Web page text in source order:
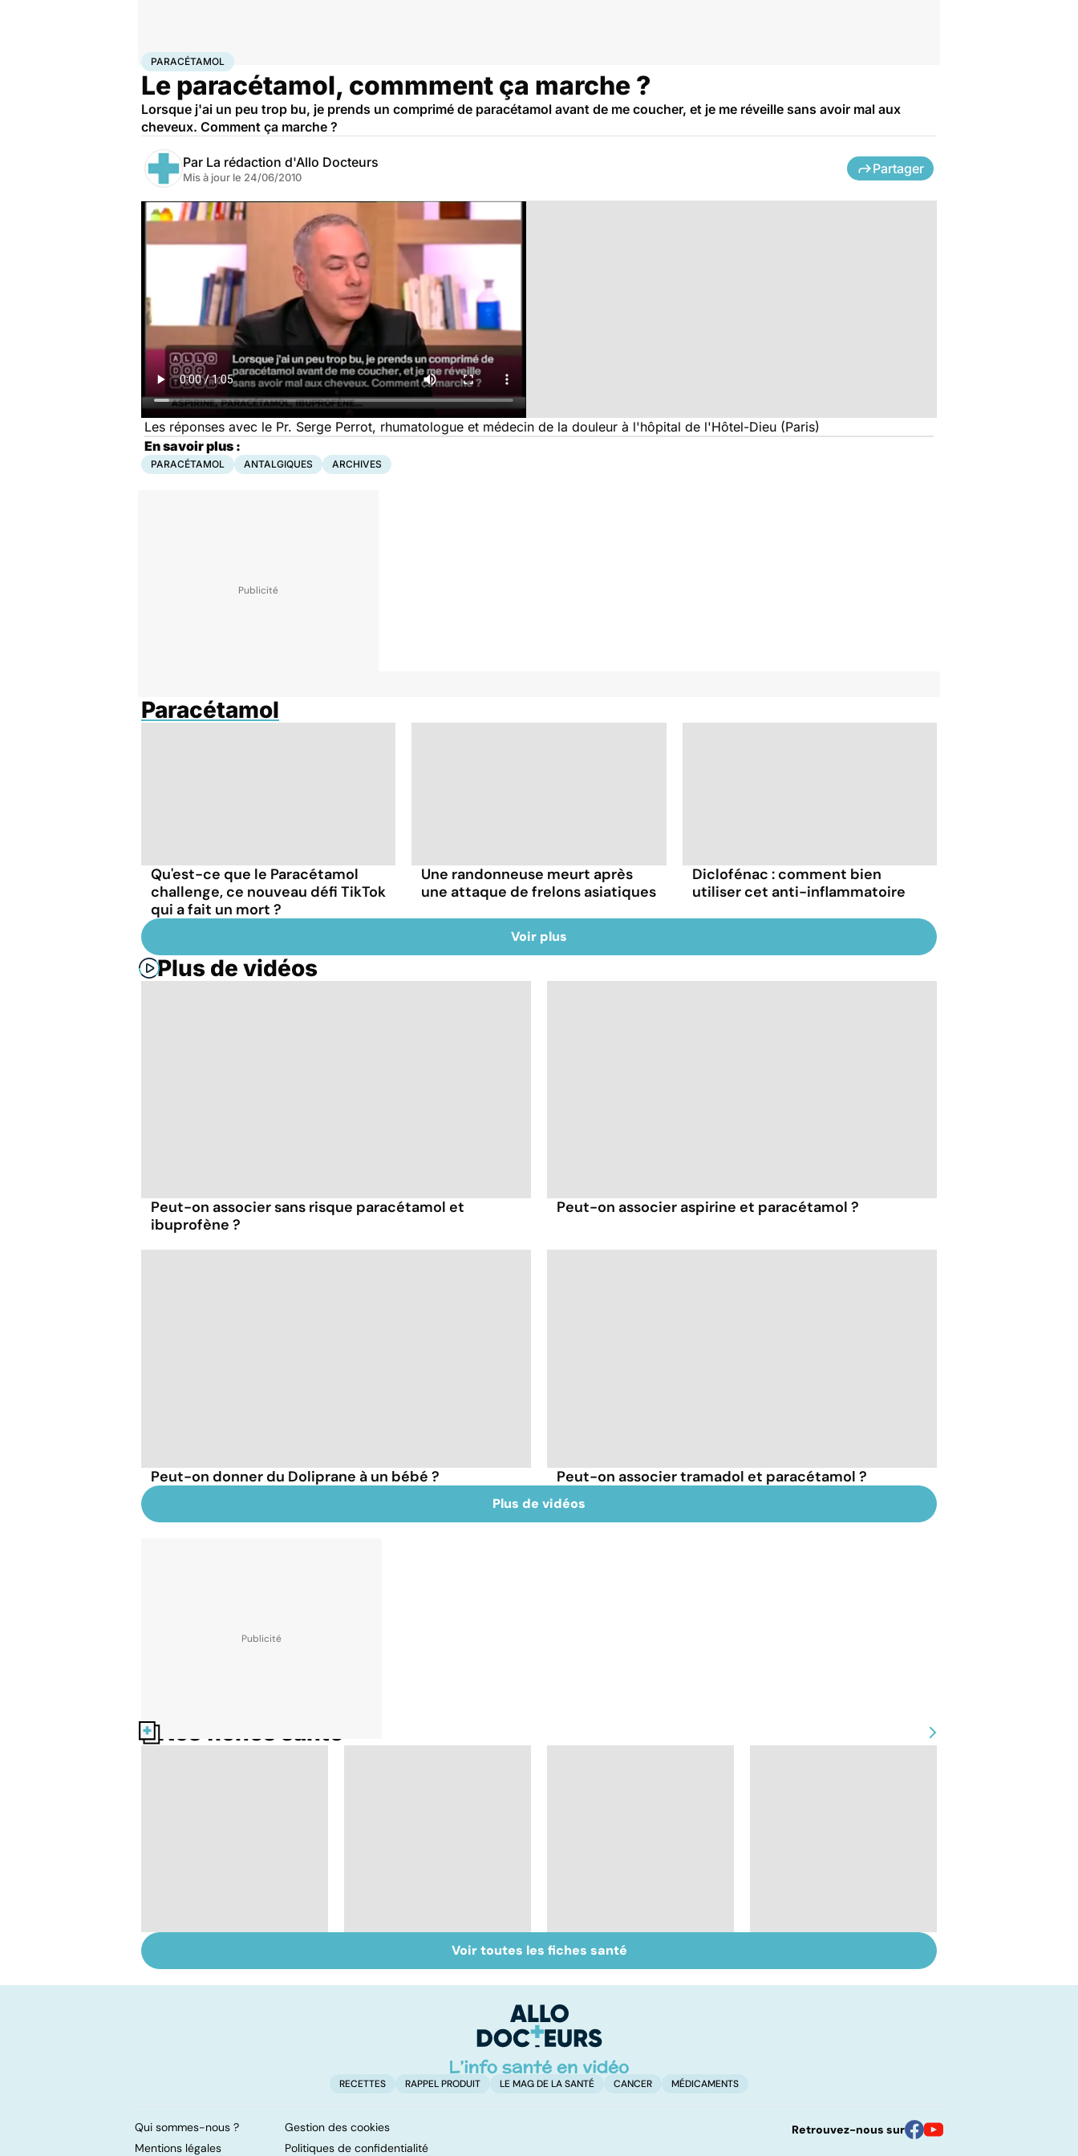
AccueilSantéParacétamol
PARACÉTAMOL
Le paracétamol, commment ça marche ?
Lorsque j'ai un peu trop bu, je prends un comprimé de paracétamol avant de me coucher, et je me réveille sans avoir mal aux
cheveux. Comment ça marche ?
Par La rédaction d'Allo Docteurs
Mis à jour le 24/06/2010
Partager
Les réponses avec le Pr. Serge Perrot, rhumatologue et médecin de la douleur à l'hôpital de l'Hôtel-Dieu (Paris)
En savoir plus :
PARACÉTAMOL ANTALGIQUES ARCHIVES
Paracétamol
Qu'est-ce que le Paracétamol
challenge, ce nouveau défi TikTok
qui a fait un mort ?
Une randonneuse meurt après
une attaque de frelons asiatiques
Diclofénac : comment bien
utiliser cet anti-inflammatoire
Voir plus
Plus de vidéos
Peut-on associer sans risque paracétamol et
ibuprofène ?
Peut-on associer aspirine et paracétamol ?
Peut-on donner du Doliprane à un bébé ? Peut-on associer tramadol et paracétamol ?
Plus de vidéos
Nos fiches santé
médicament à risque
Un rhume, ça se
soigne ?
Du bon usage des
médicaments anti-
douleurs chroniques
Voir toutes les fiches santé
RECETTES RAPPEL PRODUIT LE MAG DE LA SANTÉ CANCER MÉDICAMENTS
Qui sommes-nous ?
Gestion des cookies
Mentions légales
Politiques de confidentialité
Retrouvez-nous sur